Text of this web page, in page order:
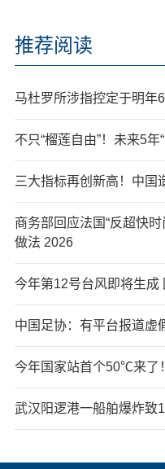
推荐阅读
马杜罗所涉指控定于明年
不只“榴莲自由”！未来5
三大指标再创新高！中国
商务部回应法国“反超快
做法 2026
今年第12号台风即将生成
中国足协：有平台报道虚
今年国家站首个50℃来了
武汉阳逻港一船舶爆炸致